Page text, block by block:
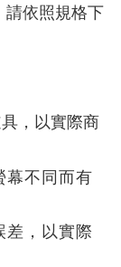
請依照規格下
，以實際商
不同而有
，以實際